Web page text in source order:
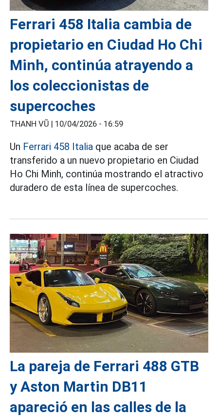
Ferrari 458 Italia cambia de
propietario en Ciudad Ho Chi
Minh, continúa atrayendo a
los coleccionistas de
supercoches
THANH VŨ | 10/04/2026 - 16:59
Un Ferrari 458 Italia que acaba de ser
transferido a un nuevo propietario en Ciudad
Ho Chi Minh, continúa mostrando el atractivo
duradero de esta línea de supercoches.
La pareja de Ferrari 488 GTB
y Aston Martin DB11
apareció en las calles de la